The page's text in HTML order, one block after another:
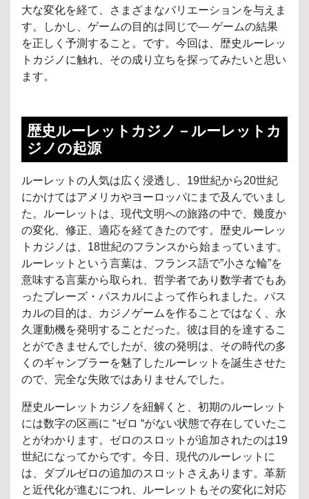
大な変化を経て、さまざまなバリエーションを与えま
す。しかし、ゲームの目的は同じで― ゲームの結果
を正しく予測すること。です。今回は、歴史ルーレッ
トカジノに触れ、その成り立ちを探ってみたいと思い
ます。
歴史ルーレットカジノ－ルーレットカ
ジノの起源
ルーレットの人気は広く浸透し、19世紀から20世紀
にかけてはアメリカやヨーロッパにまで及んでいまし
た。ルーレットは、現代文明への旅路の中で、幾度か
の変化、修正、適応を経てきたのです。歴史ルーレッ
トカジノは、18世紀のフランスから始まっています。
ルーレットという言葉は、フランス語で”小さな輪”を
意味する言葉から取られ、哲学者であり数学者でもあ
ったブレーズ・パスカルによって作られました。パス
カルの目的は、カジノゲームを作ることではなく、永
久運動機を発明することだった。彼は目的を達するこ
とができませんでしたが、彼の発明は、その時代の多
くのギャンブラーを魅了したルーレットを誕生させた
ので、完全な失敗ではありませんでした。
歴史ルーレットカジノを紐解くと、初期のルーレット
には数字の区画に “ゼロ “がない状態で存在していたこ
とがわかります。ゼロのスロットが追加されたのは19
世紀になってからです。今日、現代のルーレットに
は、ダブルゼロの追加のスロットさえあります。革新
と近代化が進むにつれ、ルーレットもその変化に対応